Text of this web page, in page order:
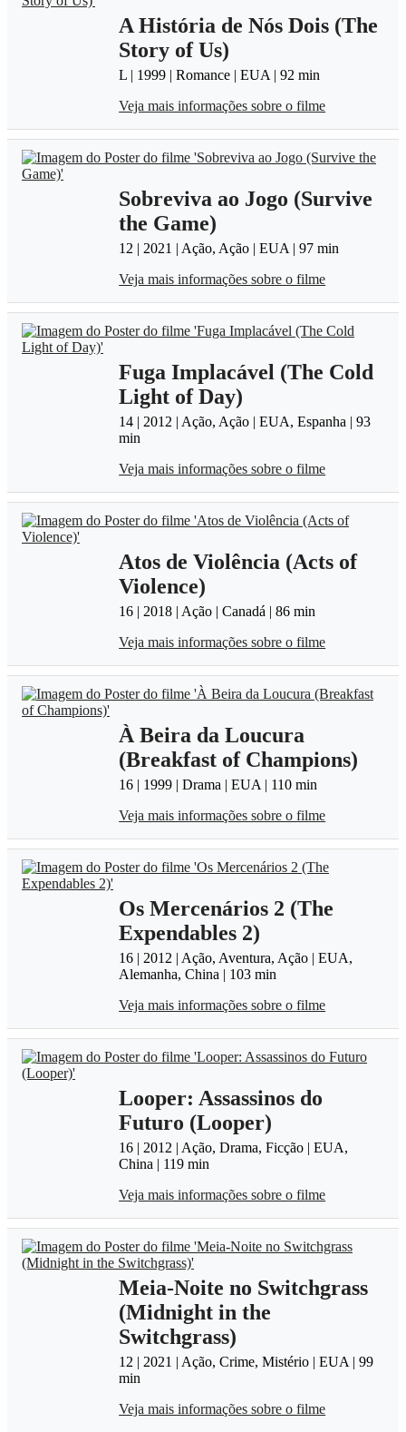
A História de Nós Dois (The
Story of Us)
L | 1999 | Romance | EUA | 92 min
Veja mais informações sobre o filme
Sobreviva ao Jogo (Survive
the Game)
12 | 2021 | Ação, Ação | EUA | 97 min
Veja mais informações sobre o filme
Fuga Implacável (The Cold
Light of Day)
14 | 2012 | Ação, Ação | EUA, Espanha | 93
min
Veja mais informações sobre o filme
Atos de Violência (Acts of
Violence)
16 | 2018 | Ação | Canadá | 86 min
Veja mais informações sobre o filme
À Beira da Loucura
(Breakfast of Champions)
16 | 1999 | Drama | EUA | 110 min
Veja mais informações sobre o filme
Os Mercenários 2 (The
Expendables 2)
16 | 2012 | Ação, Aventura, Ação | EUA,
Alemanha, China | 103 min
Veja mais informações sobre o filme
Looper: Assassinos do
Futuro (Looper)
16 | 2012 | Ação, Drama, Ficção | EUA,
China | 119 min
Veja mais informações sobre o filme
Meia-Noite no Switchgrass
(Midnight in the
Switchgrass)
12 | 2021 | Ação, Crime, Mistério | EUA | 99
min
Veja mais informações sobre o filme